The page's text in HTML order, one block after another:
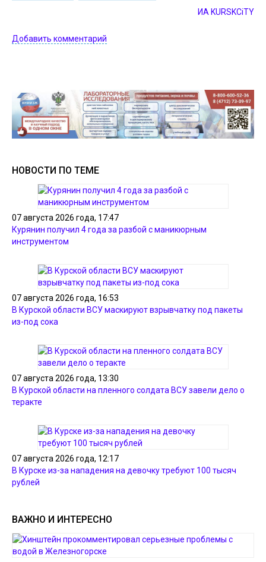
ИА KURSKCiTY
Добавить комментарий
НОВОСТИ ПО ТЕМЕ
07 августа 2026 года, 17:47
Курянин получил 4 года за разбой с маникюрным
инструментом
07 августа 2026 года, 16:53
В Курской области ВСУ маскируют взрывчатку под пакеты
из-под сока
07 августа 2026 года, 13:30
В Курской области на пленного солдата ВСУ завели дело о
теракте
07 августа 2026 года, 12:17
В Курске из-за нападения на девочку требуют 100 тысяч
рублей
ВАЖНО И ИНТЕРЕСНО